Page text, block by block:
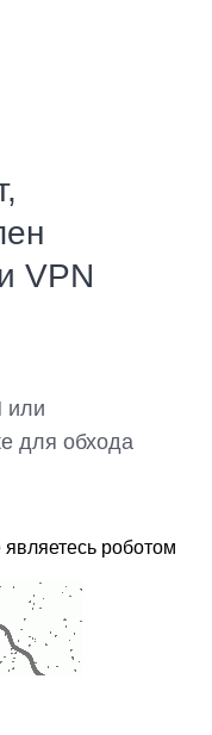
VPN
или
для обхода
роботом